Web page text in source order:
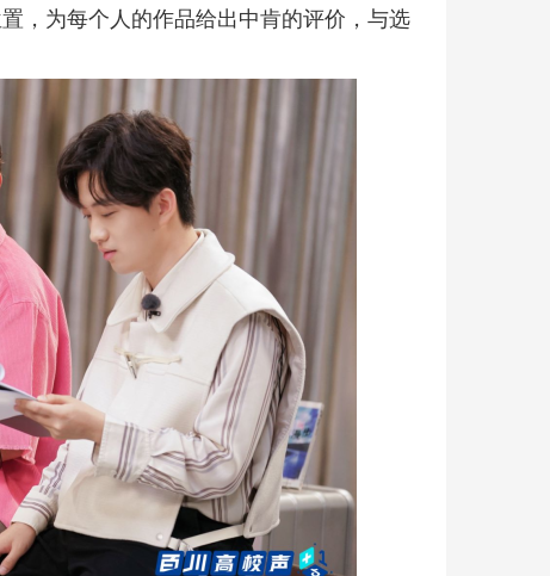
，为每个人的作品给出中肯的评价，与选